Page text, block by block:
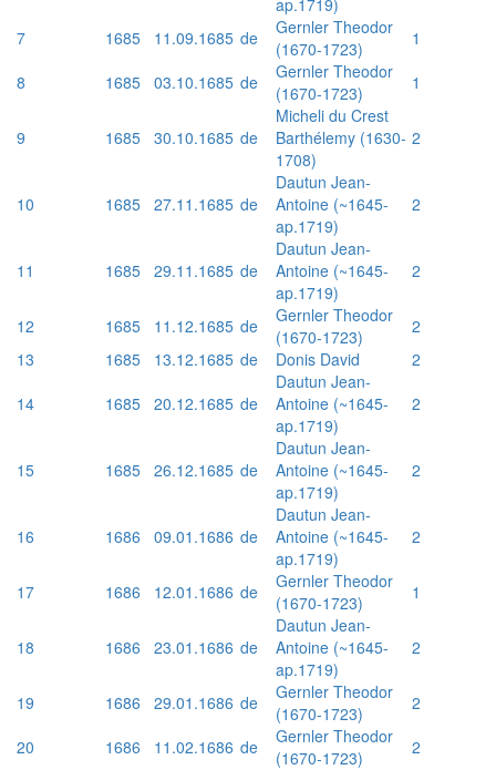
7 1685 11.09.1685 de
Gernler Theodor
(1670-1723)
1
8
1685 03.10.1685 de
Gernler Theodor
(1670-1723)
1
9 1685 30.10.1685 de
Micheli du Crest
Barthélemy (1630-
1708)
2
10 1685 27.11.1685 de
Dautun Jean-
Antoine (~1645-
ap.1719)
2
11 1685 29.11.1685 de
Dautun Jean-
Antoine (~1645-
ap.1719)
2
12 1685 11.12.1685 de
Gernler Theodor
(1670-1723)
2
13
1685 13.12.1685 de Donis David
2
14
1685 20.12.1685 de
Dautun Jean-
Antoine (~1645-
ap.1719)
2
15 1685 26.12.1685 de
Dautun Jean-
Antoine (~1645-
ap.1719)
2
16 1686 09.01.1686 de
Dautun Jean-
Antoine (~1645-
ap.1719)
2
17 1686 12.01.1686 de
Gernler Theodor
(1670-1723)
1
18 1686 23.01.1686 de
Dautun Jean-
Antoine (~1645-
ap.1719)
2
19 1686 29.01.1686 de
Gernler Theodor
(1670-1723)
2
20
1686 11.02.1686 de
Gernler Theodor
(1670-1723)
2